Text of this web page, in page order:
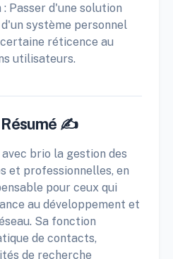
Passer d'une solution
système personnel
réticence au
utilisateurs.
Résumé ✍️
brio la gestion des
et professionnelles, en
pour ceux qui
au développement et
Sa fonction
de contacts,
de recherche